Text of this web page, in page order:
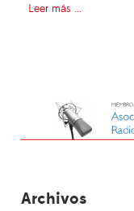
Leer más ...
Archivos